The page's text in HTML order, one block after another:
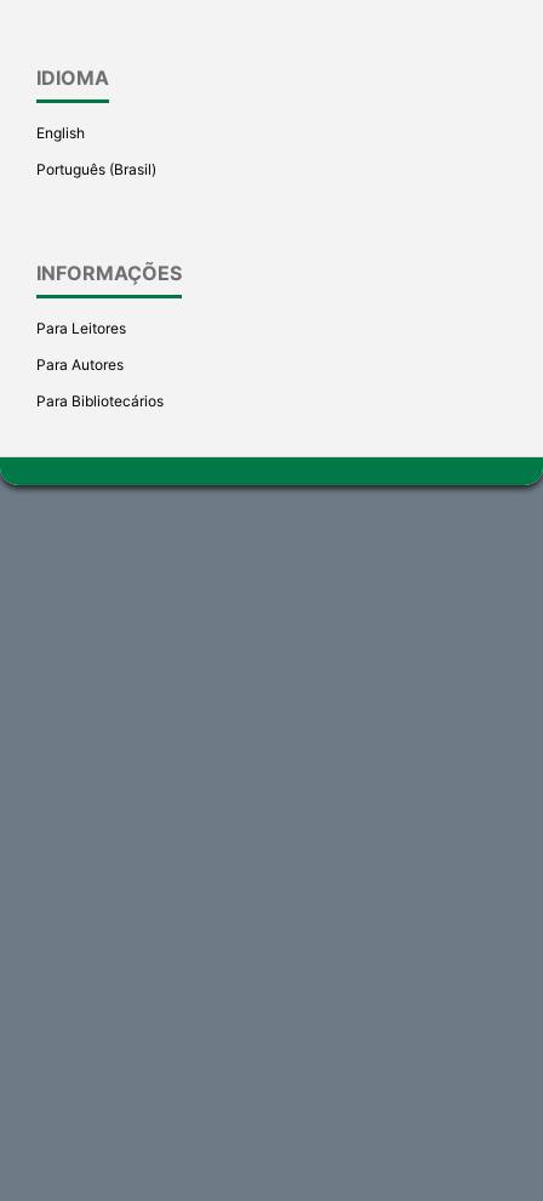
IDIOMA
English
Português (Brasil)
INFORMAÇÕES
Para Leitores
Para Autores
Para Bibliotecários